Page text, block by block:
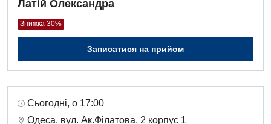
Латій Олександра
Знижка 30%
Записатися на прийом
Сьогодні, о 17:00
Одеса, вул. Ак.Філатова, 2 корпус 1